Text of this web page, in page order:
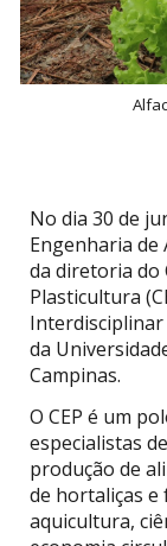
No dia 30 de
Engenharia de
da diretoria do
Plasticultura
Interdisciplinar
da
Campinas.
O CEP é um
especialistas
produção de
de hortaliças e
aquicultura,